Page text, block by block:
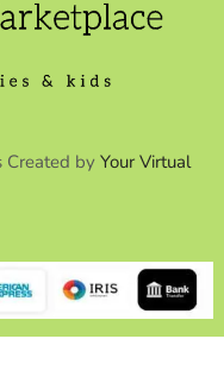
Created by Your Virtual